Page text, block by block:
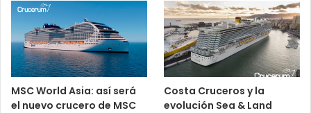
MSC World Asia: así será
el nuevo crucero de MSC
Costa Cruceros y la
evolución Sea & Land